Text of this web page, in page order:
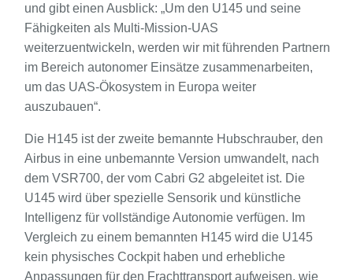
und gibt einen Ausblick: „Um den U145 und seine
Fähigkeiten als Multi-Mission-UAS
weiterzuentwickeln, werden wir mit führenden Partnern
im Bereich autonomer Einsätze zusammenarbeiten,
um das UAS-Ökosystem in Europa weiter
auszubauen“.
Die H145 ist der zweite bemannte Hubschrauber, den
Airbus in eine unbemannte Version umwandelt, nach
dem VSR700, der vom Cabri G2 abgeleitet ist. Die
U145 wird über spezielle Sensorik und künstliche
Intelligenz für vollständige Autonomie verfügen. Im
Vergleich zu einem bemannten H145 wird die U145
kein physisches Cockpit haben und erhebliche
Anpassungen für den Frachttransport aufweisen, wie